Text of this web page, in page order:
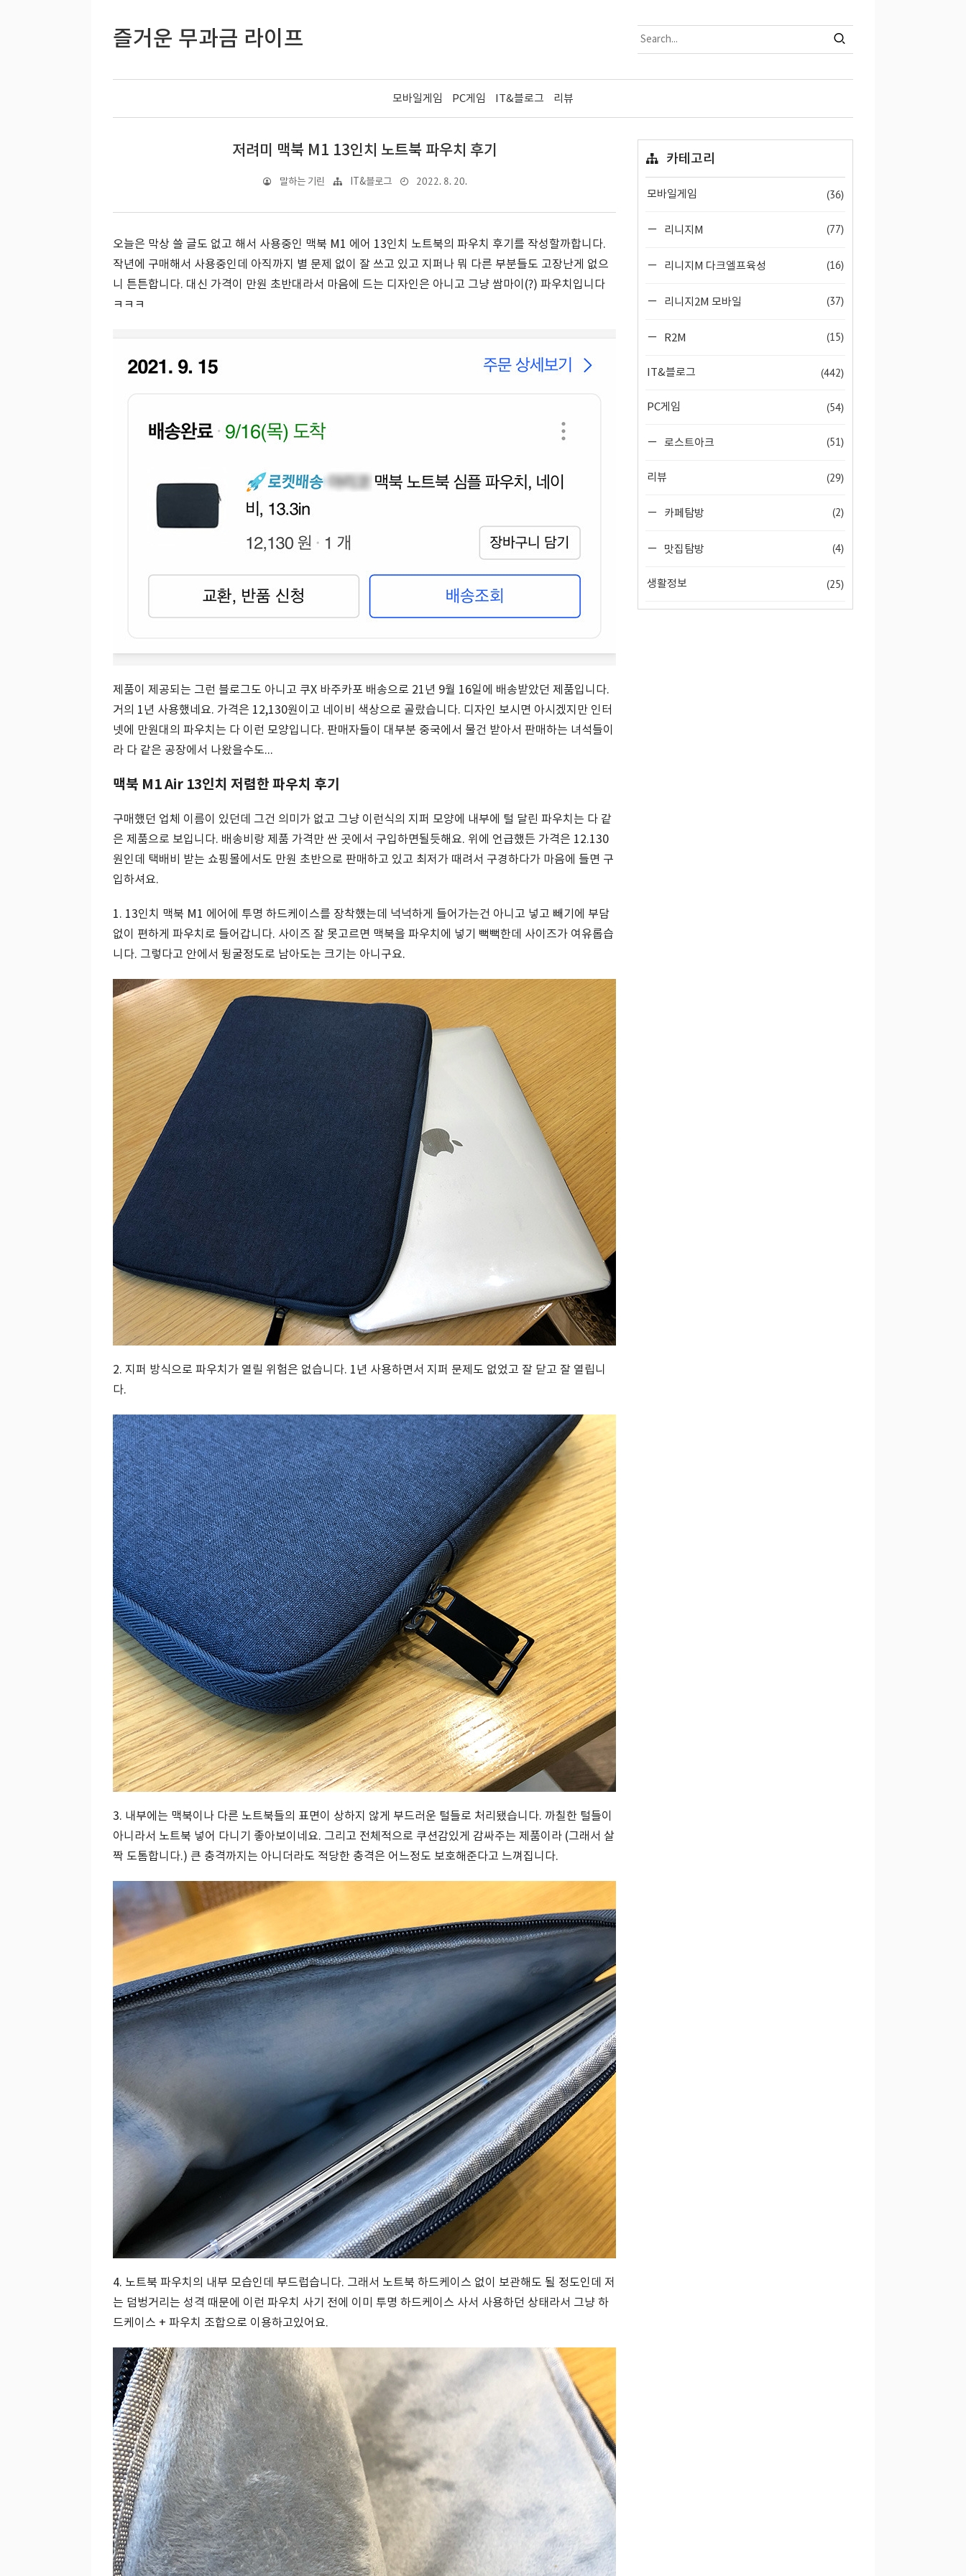
즐거운 무과금 라이프
모바일게임 PC게임 IT&블로그 리뷰
저려미 맥북 M1 13인치 노트북 파우치 후기
말하는 기린 IT&블로그 2022. 8. 20.
오늘은 막상 쓸 글도 없고 해서 사용중인 맥북 M1 에어 13인치 노트북의 파우치 후기를 작성할까합니다.
작년에 구매해서 사용중인데 아직까지 별 문제 없이 잘 쓰고 있고 지퍼나 뭐 다른 부분들도 고장난게 없으
니 튼튼합니다. 대신 가격이 만원 초반대라서 마음에 드는 디자인은 아니고 그냥 쌈마이(?) 파우치입니다
ㅋㅋㅋ
제품이 제공되는 그런 블로그도 아니고 쿠X 바주카포 배송으로 21년 9월 16일에 배송받았던 제품입니다.
거의 1년 사용했네요. 가격은 12,130원이고 네이비 색상으로 골랐습니다. 디자인 보시면 아시겠지만 인터
넷에 만원대의 파우치는 다 이런 모양입니다. 판매자들이 대부분 중국에서 물건 받아서 판매하는 녀석들이
라 다 같은 공장에서 나왔을수도...
맥북 M1 Air 13인치 저렴한 파우치 후기
구매했던 업체 이름이 있던데 그건 의미가 없고 그냥 이런식의 지퍼 모양에 내부에 털 달린 파우치는 다 같
은 제품으로 보입니다. 배송비랑 제품 가격만 싼 곳에서 구입하면될듯해요. 위에 언급했든 가격은 12.130
원인데 택배비 받는 쇼핑몰에서도 만원 초반으로 판매하고 있고 최저가 때려서 구경하다가 마음에 들면 구
입하셔요.
1. 13인치 맥북 M1 에어에 투명 하드케이스를 장착했는데 넉넉하게 들어가는건 아니고 넣고 빼기에 부담
없이 편하게 파우치로 들어갑니다. 사이즈 잘 못고르면 맥북을 파우치에 넣기 뻑뻑한데 사이즈가 여유롭습
니다. 그렇다고 안에서 뒹굴정도로 남아도는 크기는 아니구요.
2. 지퍼 방식으로 파우치가 열릴 위험은 없습니다. 1년 사용하면서 지퍼 문제도 없었고 잘 닫고 잘 열립니
다.
3. 내부에는 맥북이나 다른 노트북들의 표면이 상하지 않게 부드러운 털들로 처리됐습니다. 까칠한 털들이
아니라서 노트북 넣어 다니기 좋아보이네요. 그리고 전체적으로 쿠션감있게 감싸주는 제품이라 (그래서 살
짝 도톰합니다.) 큰 충격까지는 아니더라도 적당한 충격은 어느정도 보호해준다고 느껴집니다.
4. 노트북 파우치의 내부 모습인데 부드럽습니다. 그래서 노트북 하드케이스 없이 보관해도 될 정도인데 저
는 덤벙거리는 성격 때문에 이런 파우치 사기 전에 이미 투명 하드케이스 사서 사용하던 상태라서 그냥 하
드케이스 + 파우치 조합으로 이용하고있어요.
카테고리
모바일게임 (36)
리니지M (77)
리니지M 다크엘프육성 (16)
리니지2M 모바일 (37)
R2M (15)
IT&블로그 (442)
PC게임 (54)
로스트아크 (51)
리뷰 (29)
카페탐방 (2)
맛집탐방 (4)
생활정보 (25)